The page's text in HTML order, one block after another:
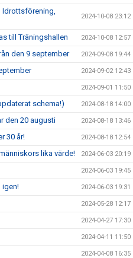
Idrottsförening,
2024-10-08 23:12
till Träningshallen 2024-10-08 12:57
den 9 september 2024-09-08 19:44
2024-09-02 12:43
2024-09-01 11:50
schema!) 2024-08-18 14:00
den 20 augusti 2024-08-18 13:46
30 år! 2024-08-18 12:54
lika värde! 2024-06-03 20:19
2024-06-03 19:45
igen! 2024-06-03 19:31
2024-05-28 12:17
2024-04-27 17:30
2024-04-11 11:50
2024-04-08 16:35